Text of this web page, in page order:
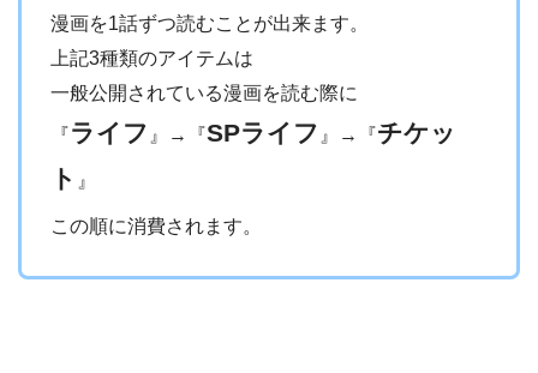
漫画を1話ずつ読むことが出来ます。
上記3種類のアイテムは
一般公開されている漫画を読む際に
『ライフ 』→『SPライフ 』→『チケッ
ト 』
この順に消費されます。